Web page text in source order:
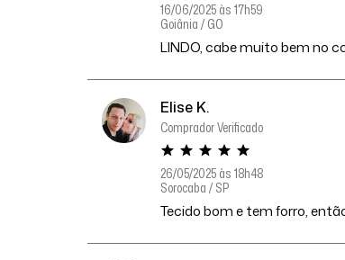
16/06/2025 às 17h59
Goiânia / GO
LINDO, cabe muito bem no
Elise K.
Comprador Verificado
26/05/2025 às 18h48
Sorocaba / SP
Tecido bom e tem forro,